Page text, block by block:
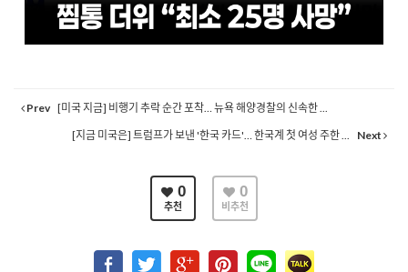
Prev [미국 지금] 비행기 추락 순간 포착… 뉴욕 해양경찰의 신속한 ...
[지금 미국은] 트럼프가 보낸 '한국 카드'… 한국계 첫 여성 주한 ...
Next
0
추천
0
비추천